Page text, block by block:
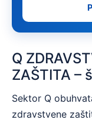
Q
ZAŠTITA –
Sektor Q
zdravstvene